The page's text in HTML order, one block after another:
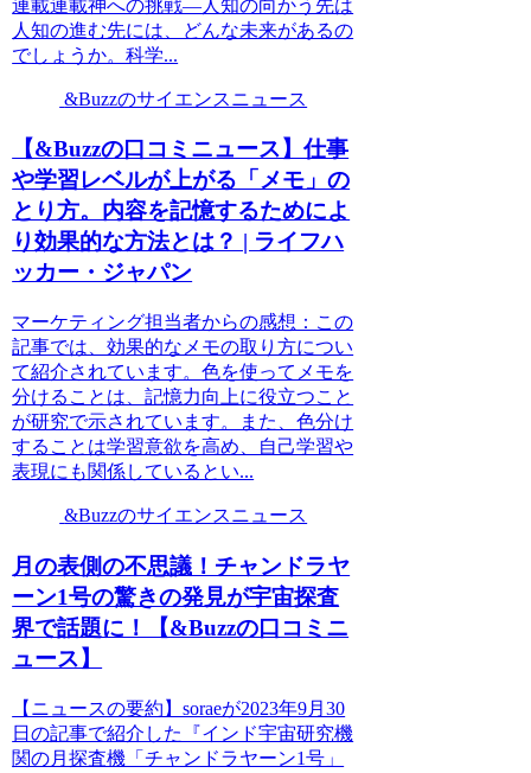
連載連載神への挑戦―人知の向かう先は
人知の進む先には、どんな未来があるの
でしょうか。科学...
&Buzzのサイエンスニュース
【&Buzzの口コミニュース】仕事
や学習レベルが上がる「メモ」の
とり方。内容を記憶するためによ
り効果的な方法とは？ | ライフハ
ッカー・ジャパン
マーケティング担当者からの感想：この
記事では、効果的なメモの取り方につい
て紹介されています。色を使ってメモを
分けることは、記憶力向上に役立つこと
が研究で示されています。また、色分け
することは学習意欲を高め、自己学習や
表現にも関係しているとい...
&Buzzのサイエンスニュース
月の表側の不思議！チャンドラヤ
ーン1号の驚きの発見が宇宙探査
界で話題に！【&Buzzの口コミニ
ュース】
【ニュースの要約】soraeが2023年9月30
日の記事で紹介した『インド宇宙研究機
関の月探査機「チャンドラヤーン1号」